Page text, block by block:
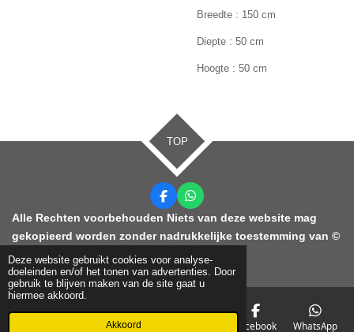
Deze website gebruikt cookies voor analyse-
doeleinden en/of het tonen van advertenties. Door
gebruik te blijven maken van de site gaat u
hiermee akkoord.
Akkoord
Breedte : 150 cm
Diepte : 50 cm
Hoogte : 50 cm
TOP
F
a
c
e
b
o
o
k
W
h
a
t
s
A
p
p
Alle Rechten voorbehouden Niets van deze website mag
gekopieerd worden zonder nadrukkelijke toestemming van ©
2021 KDC Ontruimingen
Telefoonnummer Facebook WhatsApp